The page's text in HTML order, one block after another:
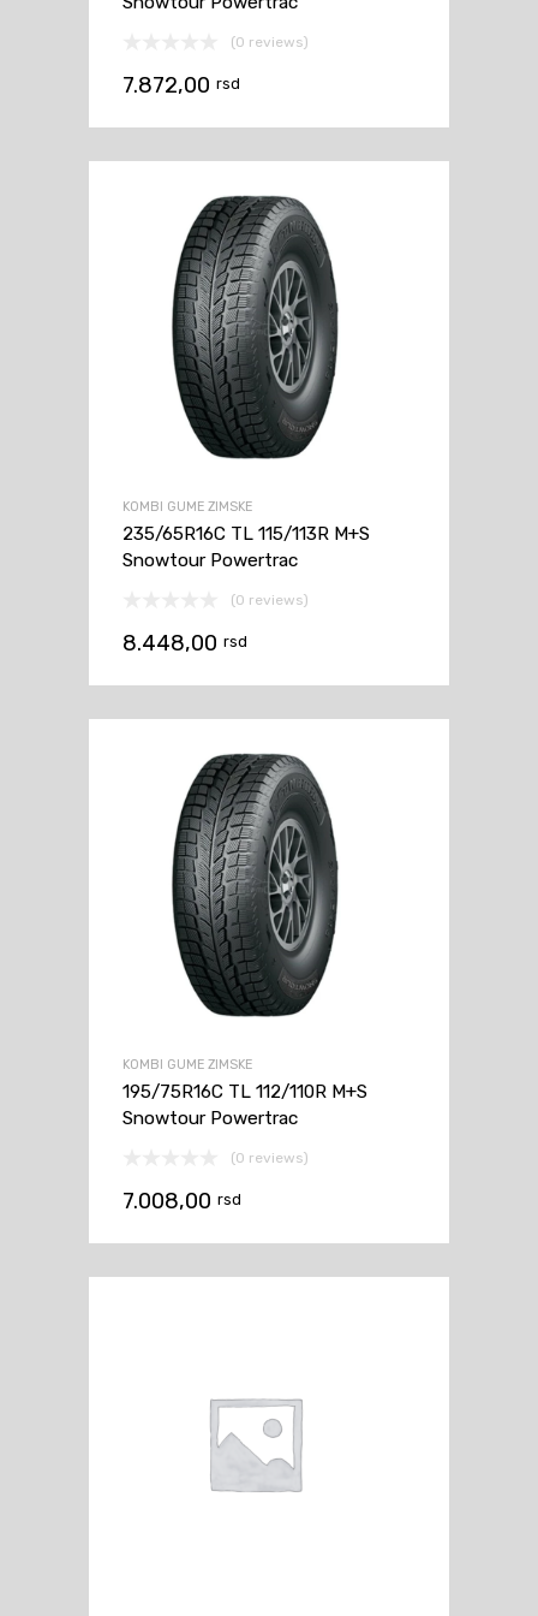
(0 reviews)
7.872,00 rsd
KOMBI GUME ZIMSKE
235/65R16C TL 115/113R M+S
Snowtour Powertrac
(0 reviews)
8.448,00 rsd
KOMBI GUME ZIMSKE
195/75R16C TL 112/110R M+S
Snowtour Powertrac
(0 reviews)
7.008,00 rsd